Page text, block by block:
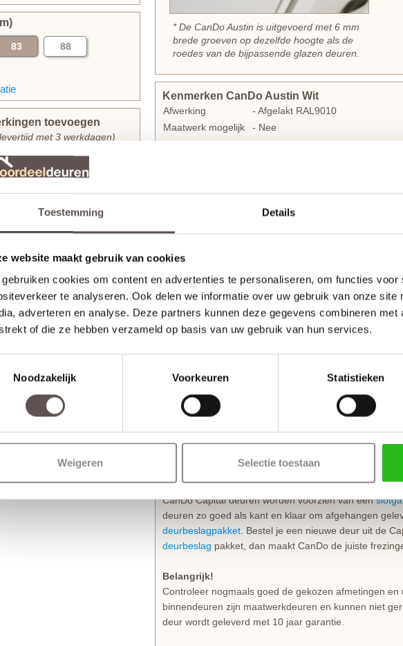
Toestemming Details
website maakt gebruik van cookies
gebruiken cookies om content en advertenties te personaliseren, om functies voor
te analyseren. Ook delen we informatie over uw gebruik van onze site
adverteren en analyse. Deze partners kunnen deze gegevens combineren met
of die ze hebben verzameld op basis van uw gebruik van hun services.
Noodzakelijk
Voorkeuren Statistieken
Weigeren Selectie toestaan
83
88
toevoegen
met 3 werkdagen)
deuren
/
Fam. Blok
service. Top
* De CanDo Austin is uitgevoerd met 6 mm
brede groeven op dezelfde hoogte als de
roedes van de bijpassende glazen deuren.
Kenmerken CanDo Austin Wit
Afwerking
- Afgelakt RAL9010
Maatwerk mogelijk
- Nee
Original COV1 BA03als uitstekend alternatief.
stijlen en 6 mm freeslijnen die samen zorgen voor de
hebben een honingraatvulling met een MDF toplaag.
De CanDo Austin Wit deuren hebben een dikte van
hoogte. Opdekdeuren zijn ook direct voorzien van
Een bijpassende massieve MDF-deur met glas is de
Stompe CanDo Austin Wit deuren zijn aan de zijde
Kant en klaar om afgehangen te worden.
CanDo Capital deuren worden voorzien van een
deuren zo goed als kant en klaar om afgehangen
deurbeslagpakket . Bestel je een nieuwe deur uit de
deurbeslag pakket, dan maakt CanDo de juiste
Belangrijk!
Controleer nogmaals goed de gekozen afmetingen en
binnendeuren zijn maatwerkdeuren en kunnen niet
deur wordt geleverd met 10 jaar garantie.